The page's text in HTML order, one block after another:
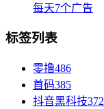
每天7个广告
标签列表
零撸486
首码385
抖音黑科技372